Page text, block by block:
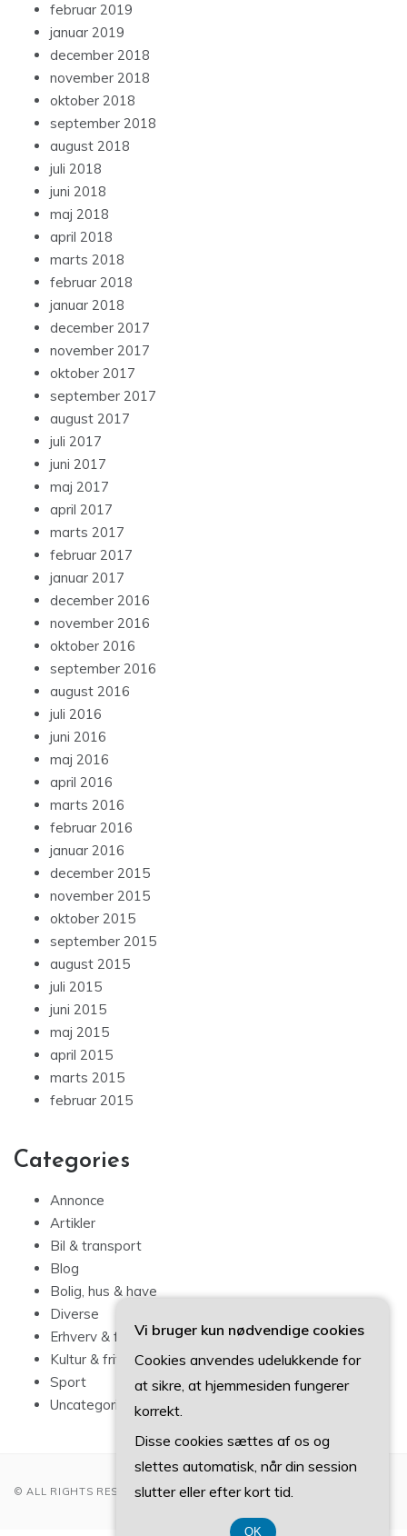
februar 2019
januar 2019
december 2018
november 2018
oktober 2018
september 2018
august 2018
juli 2018
juni 2018
maj 2018
april 2018
marts 2018
februar 2018
januar 2018
december 2017
november 2017
oktober 2017
september 2017
august 2017
juli 2017
juni 2017
maj 2017
april 2017
marts 2017
februar 2017
januar 2017
december 2016
november 2016
oktober 2016
september 2016
august 2016
juli 2016
juni 2016
maj 2016
april 2016
marts 2016
februar 2016
januar 2016
december 2015
november 2015
oktober 2015
september 2015
august 2015
juli 2015
juni 2015
maj 2015
april 2015
marts 2015
februar 2015
Categories
Annonce
Artikler
Bil & transport
Blog
Bolig, hus & have
Diverse
Erhverv & forbrug
Kultur & fritid
Sport
Uncategorized
© ALL RIGHTS RESERVED 2022
Vi bruger kun nødvendige cookies
Cookies anvendes udelukkende for
at sikre, at hjemmesiden fungerer
korrekt.
Disse cookies sættes af os og
slettes automatisk, når din session
slutter eller efter kort tid.
OK